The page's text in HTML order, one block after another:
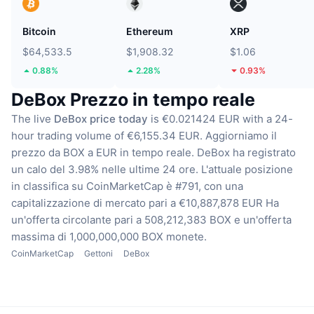
Bitcoin
$64,533.5
0.88%
Ethereum
$1,908.32
2.28%
XRP
$1.06
0.93%
DeBox Prezzo in tempo reale
The live DeBox price today is €0.021424 EUR with a 24-
hour trading volume of €6,155.34 EUR. Aggiorniamo il
prezzo da BOX a EUR in tempo reale. DeBox ha registrato
un calo del 3.98% nelle ultime 24 ore. L'attuale posizione
in classifica su CoinMarketCap è #791, con una
capitalizzazione di mercato pari a €10,887,878 EUR Ha
un'offerta circolante pari a 508,212,383 BOX e un'offerta
massima di 1,000,000,000 BOX monete.
CoinMarketCap Gettoni DeBox